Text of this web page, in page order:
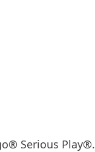
Serious Play®.